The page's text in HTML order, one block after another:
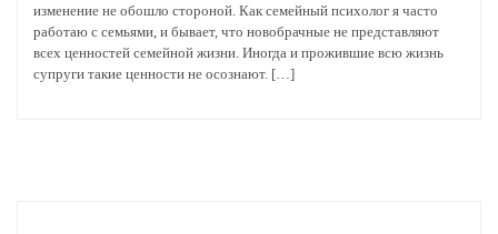
изменение не обошло стороной. Как семейный психолог я часто
работаю с семьями, и бывает, что новобрачные не представляют
всех ценностей семейной жизни. Иногда и прожившие всю жизнь
супруги такие ценности не осознают. […]